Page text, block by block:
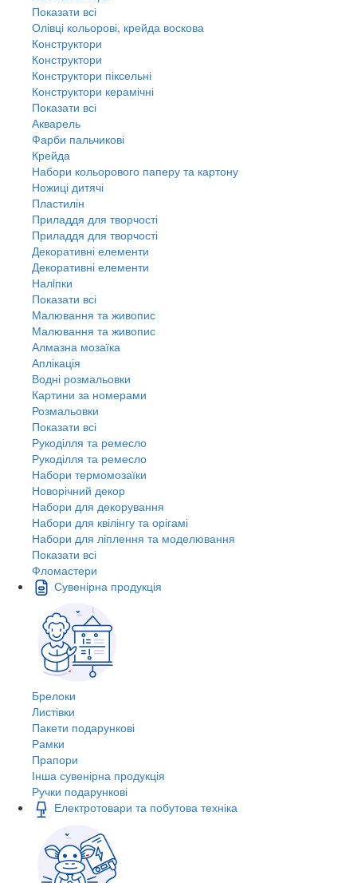
Показати всі
Олівці кольорові, крейда воскова
Конструктори
Конструктори
Конструктори піксельні
Конструктори керамічні
Показати всі
Акварель
Фарби пальчикові
Крейда
Набори кольорового паперу та картону
Ножиці дитячі
Пластилін
Приладдя для творчості
Приладдя для творчості
Декоративні елементи
Декоративні елементи
Налiпки
Показати всі
Малювання та живопис
Малювання та живопис
Алмазна мозаїка
Аплікація
Водні розмальовки
Картини за номерами
Розмальовки
Показати всі
Рукоділля та ремесло
Рукоділля та ремесло
Набори термомозаїки
Новорічний декор
Набори для декорування
Набори для квілінгу та орігамі
Набори для ліплення та моделювання
Показати всі
Фломастери
Сувенірна продукція
Брелоки
Листівки
Пакети подарункові
Рамки
Прапори
Інша сувенірна продукція
Ручки подарункові
Електротовари та побутова техніка